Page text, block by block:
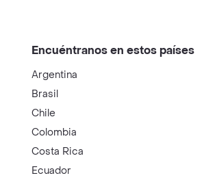
Encuéntranos en estos países
Argentina
Brasil
Chile
Colombia
Costa Rica
Ecuador